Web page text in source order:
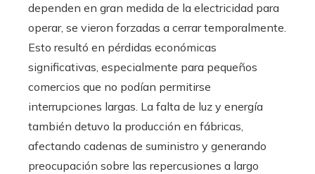
dependen en gran medida de la electricidad para
operar, se vieron forzadas a cerrar temporalmente.
Esto resultó en pérdidas económicas
significativas, especialmente para pequeños
comercios que no podían permitirse
interrupciones largas. La falta de luz y energía
también detuvo la producción en fábricas,
afectando cadenas de suministro y generando
preocupación sobre las repercusiones a largo